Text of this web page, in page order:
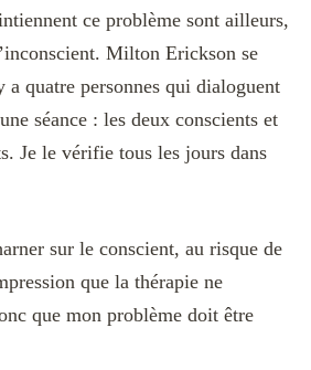
ce problème sont ailleurs,
Milton Erickson se
quatre personnes qui dialoguent
séance : les deux conscients et
Je le vérifie tous les jours dans
sur le conscient, au risque de
que la thérapie ne
que mon problème doit être